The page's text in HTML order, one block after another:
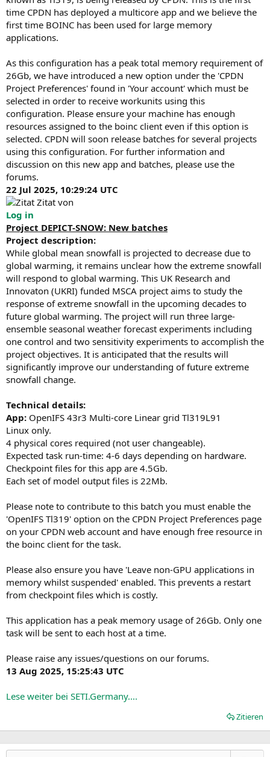
time CPDN has deployed a multicore app and we believe the
first time BOINC has been used for large memory
applications.
As this configuration has a peak total memory requirement of
26Gb, we have introduced a new option under the 'CPDN
Project Preferences' found in 'Your account' which must be
selected in order to receive workunits using this
configuration. Please ensure your machine has enough
resources assigned to the boinc client even if this option is
selected. CPDN will soon release batches for several projects
using this configuration. For further information and
discussion on this new app and batches, please use the
forums.
22 Jul 2025, 10:29:24 UTC
Zitat von
Log in
Project DEPICT-SNOW: New batches
Project description:
While global mean snowfall is projected to decrease due to
global warming, it remains unclear how the extreme snowfall
will respond to global warming. This UK Research and
Innovaton (UKRI) funded MSCA project aims to study the
response of extreme snowfall in the upcoming decades to
future global warming. The project will run three large-
ensemble seasonal weather forecast experiments including
one control and two sensitivity experiments to accomplish the
project objectives. It is anticipated that the results will
significantly improve our understanding of future extreme
snowfall change.
Technical details:
App: OpenIFS 43r3 Multi-core Linear grid Tl319L91
Linux only.
4 physical cores required (not user changeable).
Expected task run-time: 4-6 days depending on hardware.
Checkpoint files for this app are 4.5Gb.
Each set of model output files is 22Mb.
Please note to contribute to this batch you must enable the
'OpenIFS Tl319' option on the CPDN Project Preferences page
on your CPDN web account and have enough free resource in
the boinc client for the task.
Please also ensure you have 'Leave non-GPU applications in
memory whilst suspended' enabled. This prevents a restart
from checkpoint files which is costly.
This application has a peak memory usage of 26Gb. Only one
task will be sent to each host at a time.
Please raise any issues/questions on our forums.
13 Aug 2025, 15:25:43 UTC
Lese weiter bei SETI.Germany....
Zitieren